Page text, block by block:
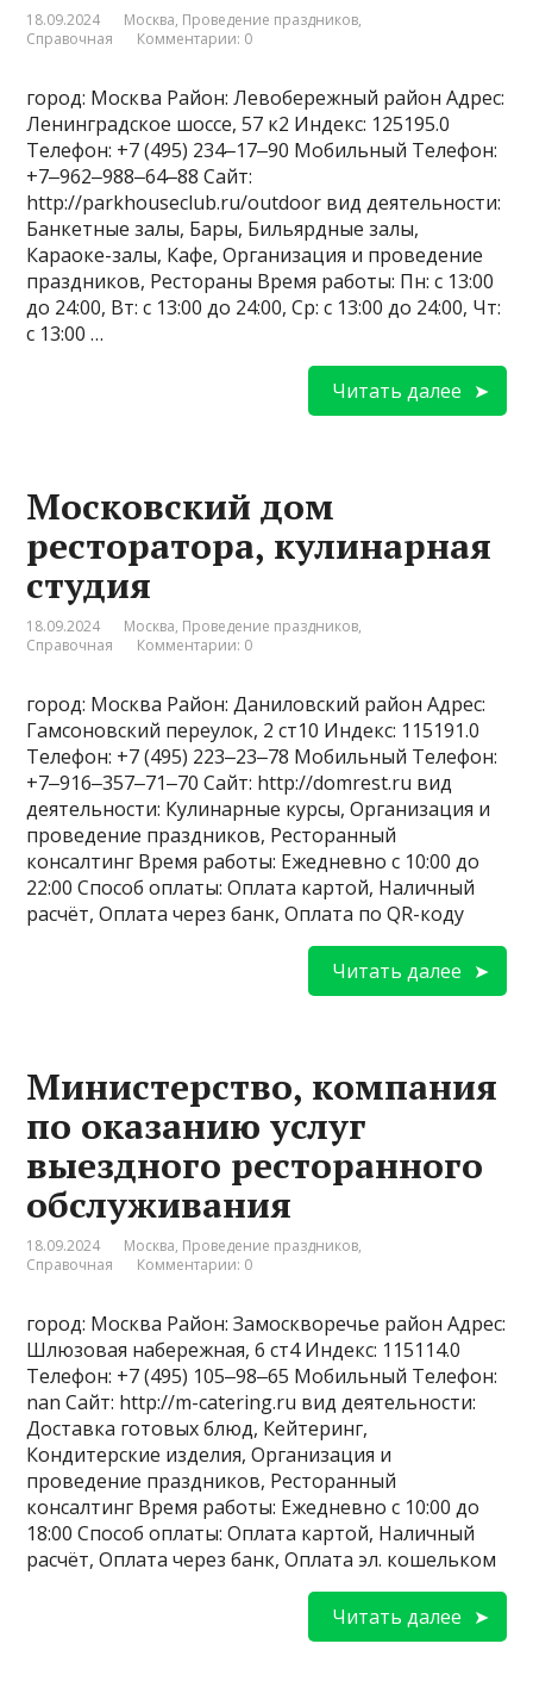
18.09.2024 Москва, Проведение праздников,
Справочная
Комментарии: 0
город: Москва Район: Левобережный район Адрес:
Ленинградское шоссе, 57 к2 Индекс: 125195.0
Телефон: +7 (495) 234‒17‒90 Мобильный Телефон:
+7‒962‒988‒64‒88 Сайт:
http://parkhouseclub.ru/outdoor вид деятельности:
Банкетные залы, Бары, Бильярдные залы,
Караоке-залы, Кафе, Организация и проведение
праздников, Рестораны Время работы: Пн: с 13:00
до 24:00, Вт: с 13:00 до 24:00, Ср: с 13:00 до 24:00, Чт:
с 13:00 …
Читать далее
Московский дом
ресторатора, кулинарная
студия
18.09.2024 Москва, Проведение праздников,
Справочная
Комментарии: 0
город: Москва Район: Даниловский район Адрес:
Гамсоновский переулок, 2 ст10 Индекс: 115191.0
Телефон: +7 (495) 223‒23‒78 Мобильный Телефон:
+7‒916‒357‒71‒70 Сайт: http://domrest.ru вид
деятельности: Кулинарные курсы, Организация и
проведение праздников, Ресторанный
консалтинг Время работы: Ежедневно с 10:00 до
22:00 Способ оплаты: Оплата картой, Наличный
расчёт, Оплата через банк, Оплата по QR-коду
Читать далее
Министерство, компания
по оказанию услуг
выездного ресторанного
обслуживания
18.09.2024 Москва, Проведение праздников,
Справочная
Комментарии: 0
город: Москва Район: Замоскворечье район Адрес:
Шлюзовая набережная, 6 ст4 Индекс: 115114.0
Телефон: +7 (495) 105‒98‒65 Мобильный Телефон:
nan Сайт: http://m-catering.ru вид деятельности:
Доставка готовых блюд, Кейтеринг,
Кондитерские изделия, Организация и
проведение праздников, Ресторанный
консалтинг Время работы: Ежедневно с 10:00 до
18:00 Способ оплаты: Оплата картой, Наличный
расчёт, Оплата через банк, Оплата эл. кошельком
Читать далее